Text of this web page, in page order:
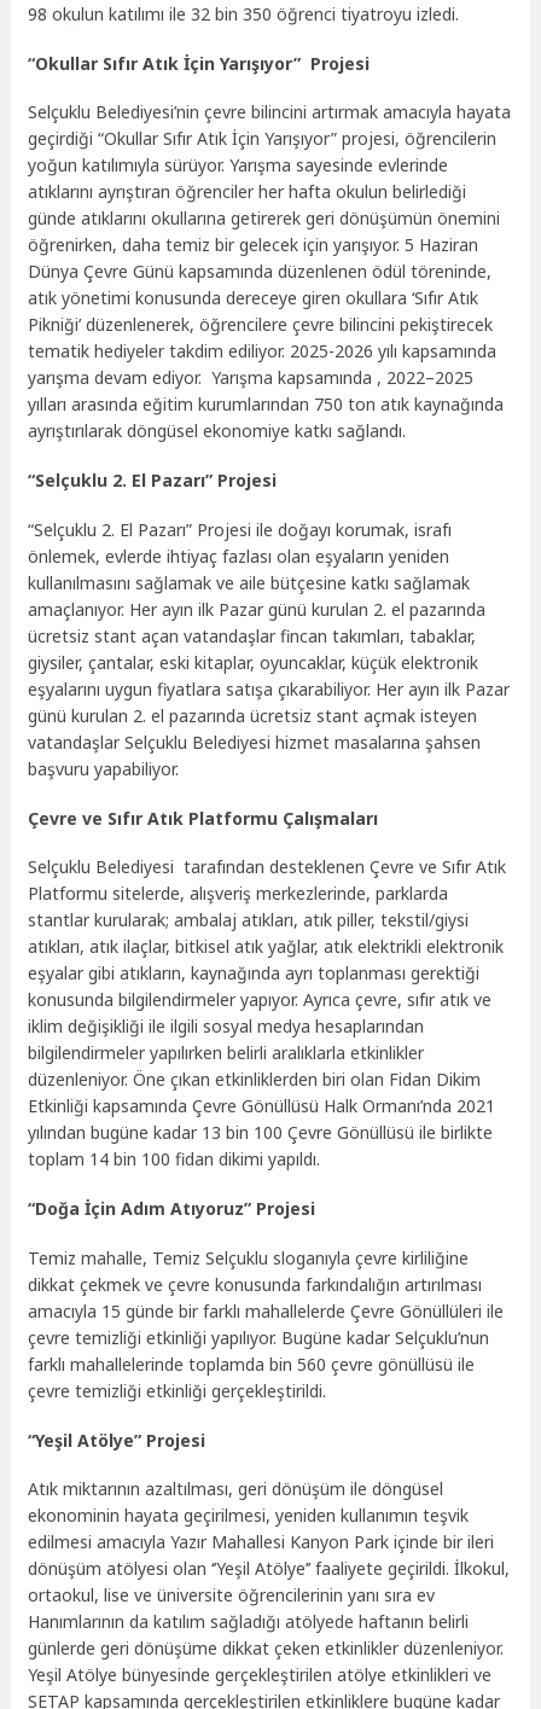
98 okulun katılımı ile 32 bin 350 öğrenci tiyatroyu izledi.
“Okullar Sıfır Atık İçin Yarışıyor” Projesi
Selçuklu Belediyesi’nin çevre bilincini artırmak amacıyla hayata
geçirdiği “Okullar Sıfır Atık İçin Yarışıyor” projesi, öğrencilerin
yoğun katılımıyla sürüyor. Yarışma sayesinde evlerinde
atıklarını ayrıştıran öğrenciler her hafta okulun belirlediği
günde atıklarını okullarına getirerek geri dönüşümün önemini
öğrenirken, daha temiz bir gelecek için yarışıyor. 5 Haziran
Dünya Çevre Günü kapsamında düzenlenen ödül töreninde,
atık yönetimi konusunda dereceye giren okullara ‘Sıfır Atık
Pikniği’ düzenlenerek, öğrencilere çevre bilincini pekiştirecek
tematik hediyeler takdim ediliyor. 2025-2026 yılı kapsamında
yarışma devam ediyor. Yarışma kapsamında , 2022–2025
yılları arasında eğitim kurumlarından 750 ton atık kaynağında
ayrıştırılarak döngüsel ekonomiye katkı sağlandı.
“Selçuklu 2. El Pazarı” Projesi
“Selçuklu 2. El Pazarı” Projesi ile doğayı korumak, israfı
önlemek, evlerde ihtiyaç fazlası olan eşyaların yeniden
kullanılmasını sağlamak ve aile bütçesine katkı sağlamak
amaçlanıyor. Her ayın ilk Pazar günü kurulan 2. el pazarında
ücretsiz stant açan vatandaşlar fincan takımları, tabaklar,
giysiler, çantalar, eski kitaplar, oyuncaklar, küçük elektronik
eşyalarını uygun fiyatlara satışa çıkarabiliyor. Her ayın ilk Pazar
günü kurulan 2. el pazarında ücretsiz stant açmak isteyen
vatandaşlar Selçuklu Belediyesi hizmet masalarına şahsen
başvuru yapabiliyor.
Çevre ve Sıfır Atık Platformu Çalışmaları
Selçuklu Belediyesi tarafından desteklenen Çevre ve Sıfır Atık
Platformu sitelerde, alışveriş merkezlerinde, parklarda
stantlar kurularak; ambalaj atıkları, atık piller, tekstil/giysi
atıkları, atık ilaçlar, bitkisel atık yağlar, atık elektrikli elektronik
eşyalar gibi atıkların, kaynağında ayrı toplanması gerektiği
konusunda bilgilendirmeler yapıyor. Ayrıca çevre, sıfır atık ve
iklim değişikliği ile ilgili sosyal medya hesaplarından
bilgilendirmeler yapılırken belirli aralıklarla etkinlikler
düzenleniyor. Öne çıkan etkinliklerden biri olan Fidan Dikim
Etkinliği kapsamında Çevre Gönüllüsü Halk Ormanı’nda 2021
yılından bugüne kadar 13 bin 100 Çevre Gönüllüsü ile birlikte
toplam 14 bin 100 fidan dikimi yapıldı.
“Doğa İçin Adım Atıyoruz” Projesi
Temiz mahalle, Temiz Selçuklu sloganıyla çevre kirliliğine
dikkat çekmek ve çevre konusunda farkındalığın artırılması
amacıyla 15 günde bir farklı mahallelerde Çevre Gönüllüleri ile
çevre temizliği etkinliği yapılıyor. Bugüne kadar Selçuklu’nun
farklı mahallelerinde toplamda bin 560 çevre gönüllüsü ile
çevre temizliği etkinliği gerçekleştirildi.
“Yeşil Atölye” Projesi
Atık miktarının azaltılması, geri dönüşüm ile döngüsel
ekonominin hayata geçirilmesi, yeniden kullanımın teşvik
edilmesi amacıyla Yazır Mahallesi Kanyon Park içinde bir ileri
dönüşüm atölyesi olan ‘’Yeşil Atölye’’ faaliyete geçirildi. İlkokul,
ortaokul, lise ve üniversite öğrencilerinin yanı sıra ev
Hanımlarının da katılım sağladığı atölyede haftanın belirli
günlerde geri dönüşüme dikkat çeken etkinlikler düzenleniyor.
Yeşil Atölye bünyesinde gerçekleştirilen atölye etkinlikleri ve
SETAP kapsamında gerçekleştirilen etkinliklere bugüne kadar